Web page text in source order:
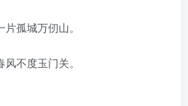
孤城万仞山。
不度玉门关。